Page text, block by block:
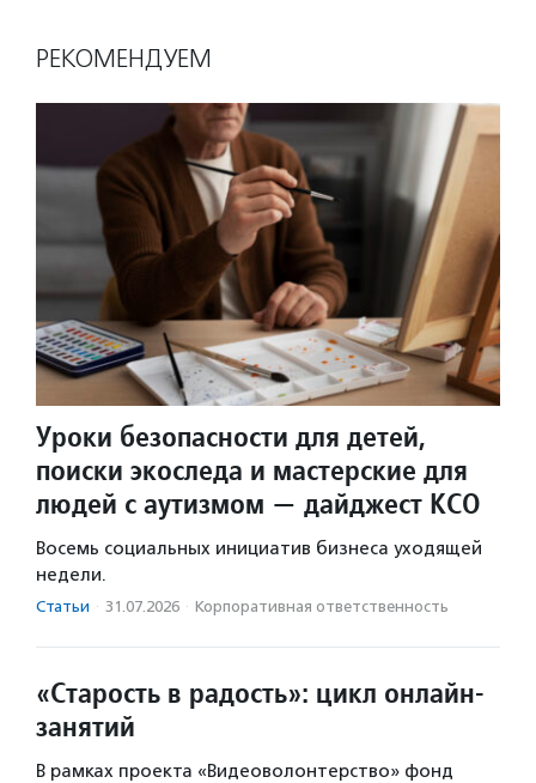
РЕКОМЕНДУЕМ
Уроки безопасности для детей,
поиски экоследа и мастерские для
людей с аутизмом — дайджест КСО
Восемь социальных инициатив бизнеса уходящей
недели.
Статьи · 31.07.2026 · Корпоративная ответственность
«Старость в радость»: цикл онлайн-
занятий
В рамках проекта «Видеоволонтерство» фонд